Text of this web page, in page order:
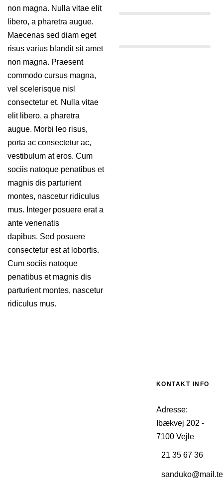
non magna. Nulla vitae elit
libero, a pharetra augue.
Maecenas sed diam eget
risus varius blandit sit amet
non magna. Praesent
commodo cursus magna,
vel scelerisque nisl
consectetur et. Nulla vitae
elit libero, a pharetra
augue. Morbi leo risus,
porta ac consectetur ac,
vestibulum at eros. Cum
sociis natoque penatibus et
magnis dis parturient
montes, nascetur ridiculus
mus. Integer posuere erat a
ante venenatis
dapibus. Sed posuere
consectetur est at lobortis.
Cum sociis natoque
penatibus et magnis dis
parturient montes, nascetur
ridiculus mus.
KONTAKT INFO
Adresse:
Ibækvej 202 -
7100 Vejle
21 35 67 36